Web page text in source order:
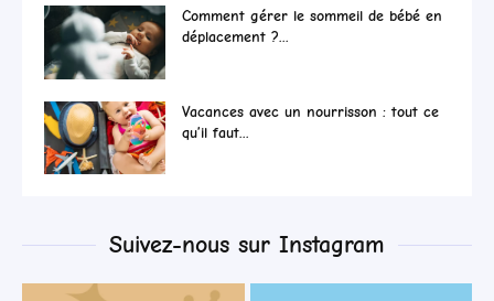
Comment gérer le sommeil de bébé en
déplacement ?...
Vacances avec un nourrisson : tout ce
qu’il faut...
Suivez-nous sur Instagram